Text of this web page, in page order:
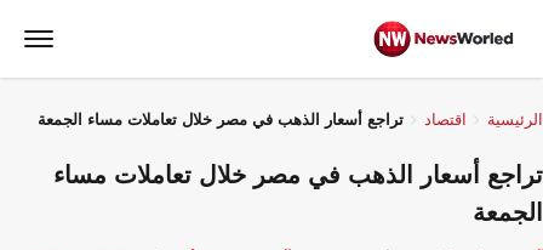
الرئيسية اقتصاد تراجع أسعار الذهب في مصر خلال تعاملات مساء الجمعة
تراجع أسعار الذهب في مصر خلال تعاملات مساء
الجمعة